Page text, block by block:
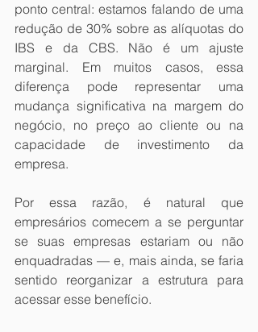
ponto central: estamos falando de uma
redução de 30% sobre as alíquotas do
IBS e da CBS. Não é um ajuste
marginal. Em muitos casos, essa
diferença pode representar uma
mudança significativa na margem do
negócio, no preço ao cliente ou na
capacidade de investimento da
empresa.
Por essa razão, é natural que
empresários comecem a se perguntar
se suas empresas estariam ou não
enquadradas — e, mais ainda, se faria
sentido reorganizar a estrutura para
acessar esse benefício.